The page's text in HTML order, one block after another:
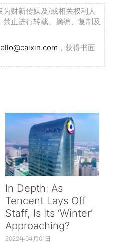
财新传媒及/或相关权利人
止进行转载、摘编、复制及
，获得书面
In Depth: As
Tencent Lays Off
Staff, Is Its ‘Winter’
Approaching?
2022年04月01日